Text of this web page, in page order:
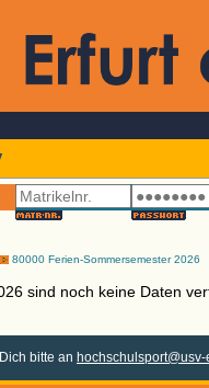
80000 Ferien-Sommersemester 2026
sind noch keine Daten
bitte an